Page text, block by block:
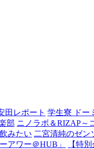
田レポート 学生寮 ドー
部 ニノラボ＆RIZAP～
みたい 二宮清純のゼン
アワー＠HUB」
【特